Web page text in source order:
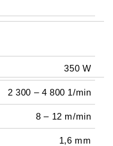
350 W
2 300 – 4 800 1/min
8 – 12 m/min
1,6 mm